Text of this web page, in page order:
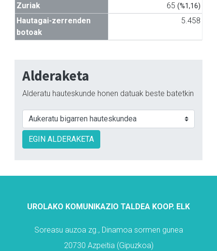
Zuriak 65 (%1,16)
Hautagai-zerrenden
botoak
5.458
Alderaketa
Alderatu hauteskunde honen datuak beste batetkin
EGIN ALDERAKETA
UROLAKO KOMUNIKAZIO TALDEA KOOP. ELK
Soreasu auzoa zg., Dinamoa sormen gunea
20730 Azpeitia (Gipuzkoa)